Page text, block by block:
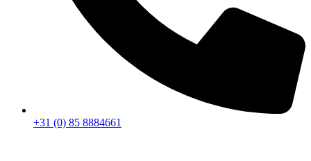
+31 (0) 85 8884661